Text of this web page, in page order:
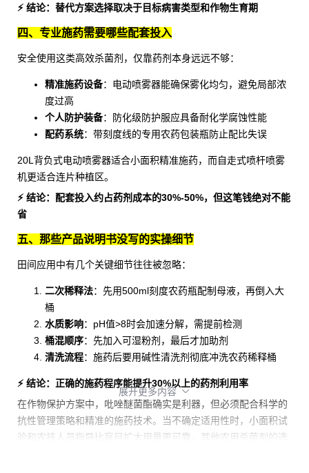
⚡ 结论：替代方案选择取决于目标病害类型和作物生育期
四、专业施药需要哪些配套投入
安全使用这类高效杀菌剂，仅靠药剂本身远远不够：
精准施药设备：电动喷雾器能确保雾化均匀，避免局部浓
度过高
个人防护装备：防化级防护服应具备耐化学腐蚀性能
配药系统：带刻度线的专用农药包装瓶防止配比失误
20L背负式电动喷雾器适合小面积精准施药，而自走式喷杆喷雾
机更适合连片种植区。
⚡ 结论：配套投入约占药剂成本的30%-50%，但这笔钱绝对不能
省
五、那些产品说明书没写的实操细节
田间应用中有几个关键细节往往被忽略：
二次稀释法：先用500ml刻度农药瓶配制母液，再倒入大
桶
水质影响：pH值>8时会加速分解，需提前检测
桶混顺序：先加入可湿粉剂，最后才加助剂
清洗流程：施药后要用碱性清洗剂彻底冲洗农药稀释桶
⚡ 结论：正确的施药程序能提升30%以上的药剂利用率
在作物保护方案中，吡唑醚菌酯确实是利器，但必须配合科学的
抗性管理策略和精准的施药技术。当不确定适用性时，小面积试
验和农技人员指导比盲目扩大用量更可靠。其他农用杀菌剂的选
展开更多内容 